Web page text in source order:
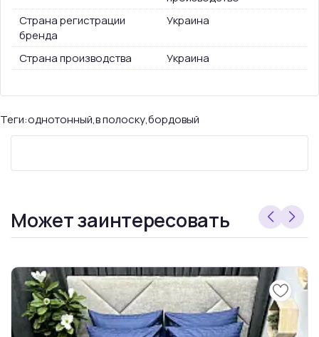
Страна регистрации
бренда
Украина
Страна производства Украина
Теги:однотонный,в полоску,бордовый
Может заинтересовать